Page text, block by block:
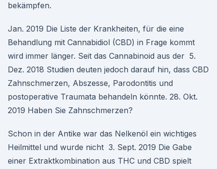
bekämpfen.
Jan. 2019 Die Liste der Krankheiten, für die eine
Behandlung mit Cannabidiol (CBD) in Frage kommt
wird immer länger. Seit das Cannabinoid aus der 5.
Dez. 2018 Studien deuten jedoch darauf hin, dass CBD
Zahnschmerzen, Abszesse, Parodontitis und
postoperative Traumata behandeln könnte. 28. Okt.
2019 Haben Sie Zahnschmerzen?
Schon in der Antike war das Nelkenöl ein wichtiges
Heilmittel und wurde nicht 3. Sept. 2019 Die Gabe
einer Extraktkombination aus THC und CBD spielt